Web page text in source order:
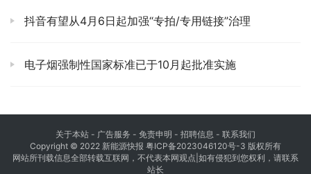
抖音有望从4月6日起加强“专拍/专用链接”治理
电子烟强制性国家标准已于10月起批准实施
关于本站 - 广告服务 - 免责申明 - 招聘信息 - 联系我们
Copyright © 2022 新能源快报 粤ICP备2023046120号-3 版权所有
网站所刊载信息全部转载互联网，不代表本网观点|如有侵犯到您权利，请联系
站长